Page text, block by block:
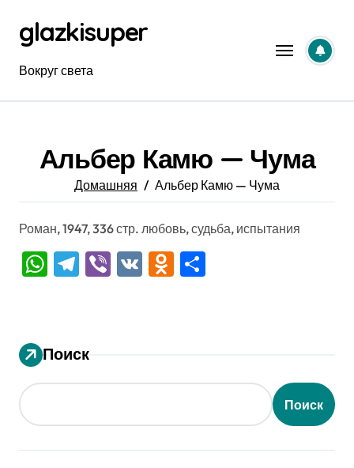
содержанию
glazkisuper
Вокруг света
Альбер Камю — Чума
Домашняя Альбер Камю — Чума
Роман, 1947, 336 стр. любовь, судьба, испытания
WhatsApp
Telegram
Viber
VK Odnoklassniki
Поиск
Поиск